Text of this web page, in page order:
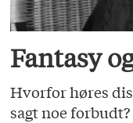
Fantasy
Hvorfor høres
sagt noe forbudt?